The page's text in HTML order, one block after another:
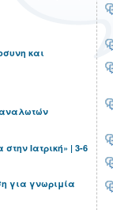
και
Ιατρική» | 3-6
για γνωριμία